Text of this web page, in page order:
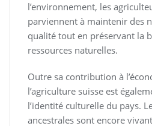
l’environnement, les
parviennent à maintenir des
qualité tout en préservant la
ressources naturelles.
Outre sa contribution à
l’agriculture suisse est
l’identité culturelle du pays.
ancestrales sont encore